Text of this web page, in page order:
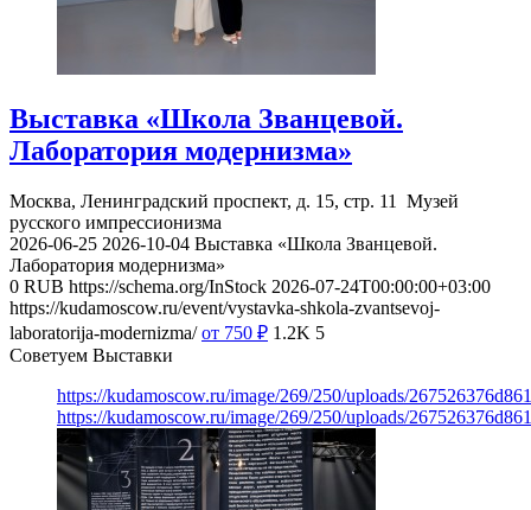
Выставка «Школа Званцевой.
Лаборатория модернизма»
Москва, Ленинградский проспект, д. 15, стр. 11
Музей
русского импрессионизма
2026-06-25 2026-10-04 Выставка «Школа Званцевой.
Лаборатория модернизма»
0 RUB https://schema.org/InStock 2026-07-24T00:00:00+03:00
https://kudamoscow.ru/event/vystavka-shkola-zvantsevoj-
laboratorija-modernizma/ от 750 ₽ 1.2K 5
Советуем Выставки
https://kudamoscow.ru/image/269/250/uploads/
https://kudamoscow.ru/image/269/250/uploads/